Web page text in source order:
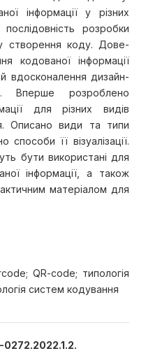
інформації у різних
розробки
створення коду. Дове-
кодованої інформації
вдосконалення дизайн-
Вперше розроблено
для різних видів
Описано види та типи
способи її візуалізації.
бути використані для
інформації, а також
матеріалом для
QR-code; типологія
систем кодування